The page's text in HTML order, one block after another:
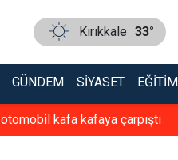
Kırıkkale 33°
GÜNDEM SIYASET EĞITIM
otomobil kafa kafaya çarpıştı